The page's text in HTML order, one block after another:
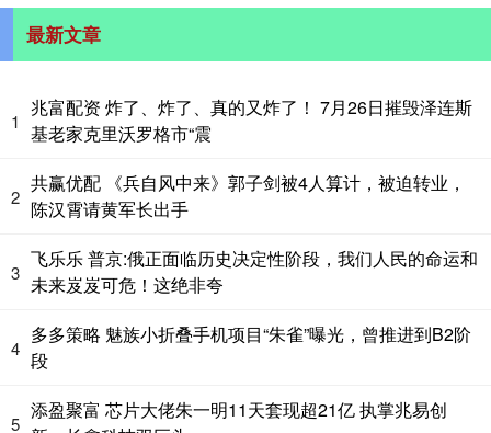
最新文章
1
兆富配资 炸了、炸了、真的又炸了！ 7月26日摧毁泽连斯
基老家克里沃罗格市“震
2
共赢优配 《兵自风中来》郭子剑被4人算计，被迫转业，
陈汉霄请黄军长出手
3
飞乐乐 普京:俄正面临历史决定性阶段，我们人民的命运和
未来岌岌可危！这绝非夸
4
多多策略 魅族小折叠手机项目“朱雀”曝光，曾推进到B2阶
段
5
添盈聚富 芯片大佬朱一明11天套现超21亿 执掌兆易创